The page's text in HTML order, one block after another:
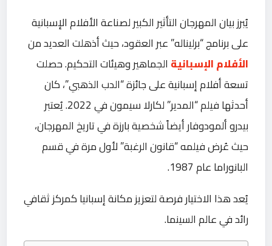
يُبرز بيان المهرجان التأثير الكبير لصناعة الأفلام الإسبانية
على برنامج “برليناله” عبر العقود، حيث أذهلت العديد من
الأفلام الإسبانية الجماهير وهيئات التحكيم. حصلت
تسعة أفلام إسبانية على جائزة “الدب الذهبي”، كان
أحدثها فيلم “المدير” لكارلا سيمون في 2022. يُعتبر
بيدرو ألمودوفار أيضاً شخصية بارزة في تاريخ المهرجان،
حيث عُرض فيلمه “قانون الرغبة” لأول مرة في قسم
البانوراما عام 1987.
يُعد هذا الاختيار فرصة لتعزيز مكانة إسبانيا كمركز ثقافي
رائد في عالم السينما.